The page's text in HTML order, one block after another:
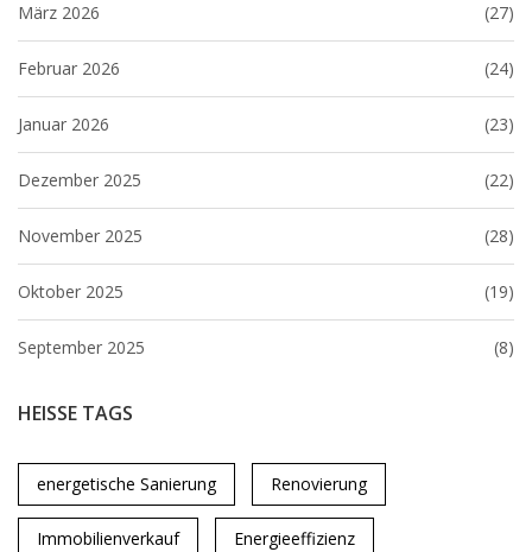
März 2026 (27)
Februar 2026 (24)
Januar 2026 (23)
Dezember 2025 (22)
November 2025 (28)
Oktober 2025 (19)
September 2025 (8)
HEISSE TAGS
energetische Sanierung Renovierung
Immobilienverkauf Energieeffizienz